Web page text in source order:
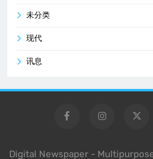
未分类
现代
讯息
Digital Newspaper -